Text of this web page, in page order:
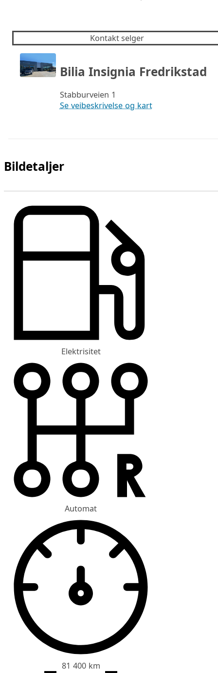
Kontakt selger
Bilia Insignia Fredrikstad
Stabburveien 1
Se veibeskrivelse og kart
Bildetaljer
Elektrisitet
Automat
81 400 km